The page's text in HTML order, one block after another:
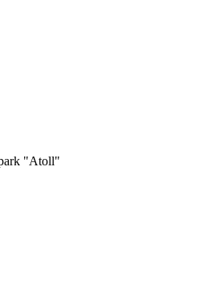
"Atoll"